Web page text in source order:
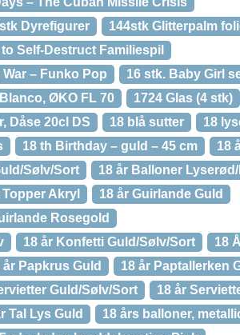
Dyrefigurer
144stk Glitterpalm
Self-Destruct Familiespil
– Funko Pop
16 stk. Baby Girl
ØKO FL 70
1724 Glas (4 stk)
Dåse 20cl DS
18 blå sutter
18
18 th Birthday – guld – 45 cm
18
Sølv/Sort
18 år Balloner
Akryl
18 år Guirlande Guld
Rosegold
18 år Konfetti Guld/Sølv/Sort
18
år Papkrus Guld
18 år Paptallerken
Guld/Sølv/Sort
18 år
Tal Lys Guld
18 års balloner,